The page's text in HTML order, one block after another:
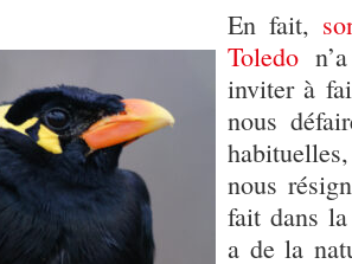
En fait,
Toledo
inviter à
nous
nous
fait dans
a de la